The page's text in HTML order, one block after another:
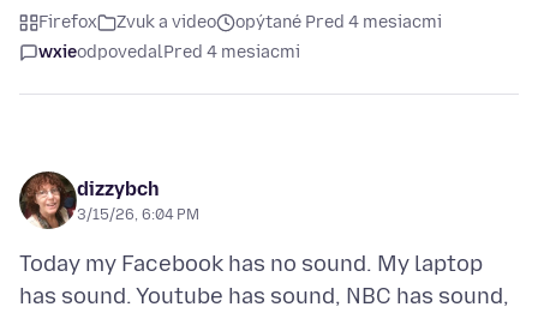
Firefox Zvuk a video
opýtané Pred 4 mesiacmi
wxieodpovedalPred 4 mesiacmi
dizzybch
3/15/26, 6:04 PM
Today my Facebook has no sound. My laptop
has sound. Youtube has sound, NBC has sound,